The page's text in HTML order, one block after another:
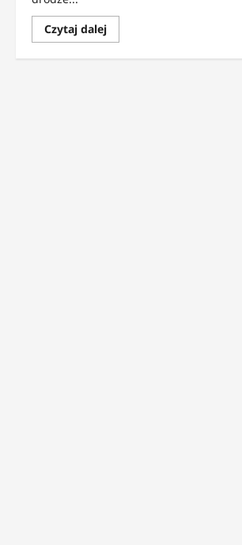
Czytaj dalejDowiedz
się
o